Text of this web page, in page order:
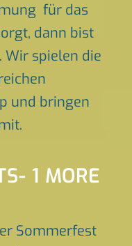
für das
dann bist
Wir spielen die
und bringen
1 MORE
Sommerfest